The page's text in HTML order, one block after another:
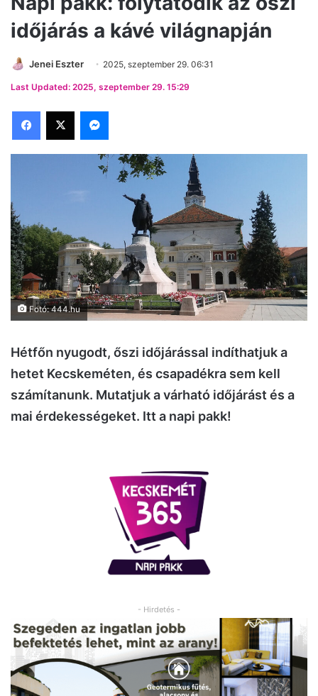
időjárás a kávé világnapján
Jenei Eszter 2025, szeptember 29. 06:31
Last Updated: 2025, szeptember 29. 15:29
Facebook
X Messenger
Fotó: 444.hu
Hétfőn nyugodt, őszi időjárással indíthatjuk a
hetet Kecskeméten, és csapadékra sem kell
számítanunk. Mutatjuk a várható időjárást és a
mai érdekességeket. Itt a napi pakk!
- Hirdetés -